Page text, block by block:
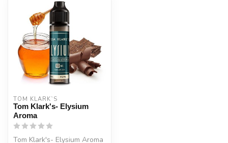
TOM KLARK`S
Tom Klark's- Elysium
Aroma
Tom Klark's- Elysium Aroma